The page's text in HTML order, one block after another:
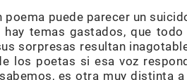
poema puede parecer un
temas gastados, que todo
sorpresas resultan
los poetas si esa voz
es otra muy distinta